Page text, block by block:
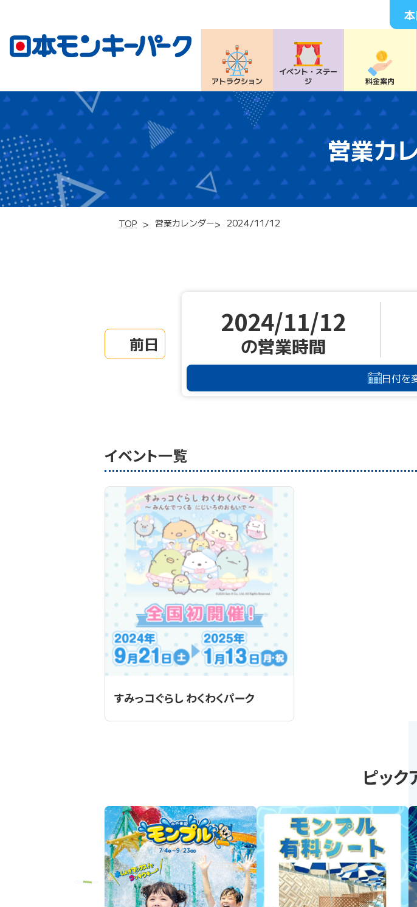
アトラクション
イベント・ ステー
ジ
料⾦案内
営業カ
TOP 営業カレンダー 2024/11/12
前日
2024/11/12
の営業時間
日付を
イベント一覧
すみっコぐらし わくわくパーク
ピック
Previous